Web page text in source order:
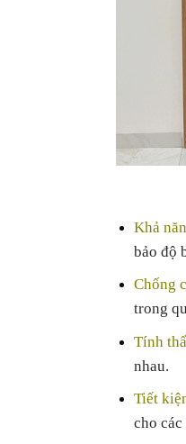
Khả
bảo độ
Chống
trong
Tính
nhau.
Tiết
cho